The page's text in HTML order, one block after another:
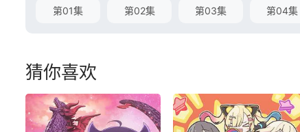
第01集 第02集 第03集 第04集
猜你喜欢